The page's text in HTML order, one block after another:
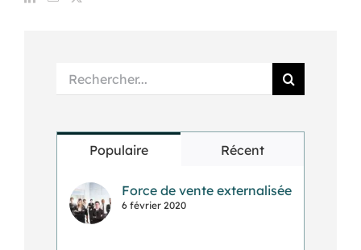
Populaire Récent
Force de vente externalisée
6 février 2020